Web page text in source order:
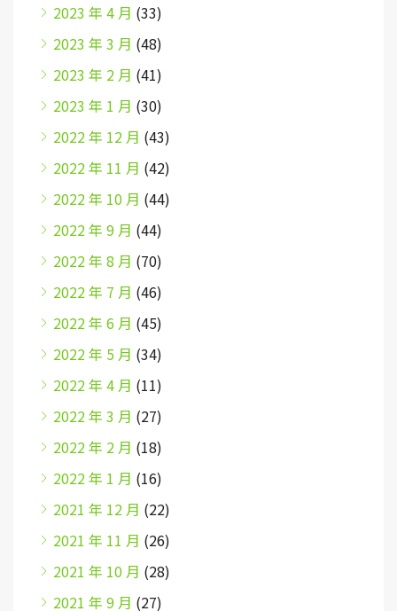
2023 年 4 月 (33)
2023 年 3 月 (48)
2023 年 2 月 (41)
2023 年 1 月 (30)
2022 年 12 月 (43)
2022 年 11 月 (42)
2022 年 10 月 (44)
2022 年 9 月 (44)
2022 年 8 月 (70)
2022 年 7 月 (46)
2022 年 6 月 (45)
2022 年 5 月 (34)
2022 年 4 月 (11)
2022 年 3 月 (27)
2022 年 2 月 (18)
2022 年 1 月 (16)
2021 年 12 月 (22)
2021 年 11 月 (26)
2021 年 10 月 (28)
2021 年 9 月 (27)